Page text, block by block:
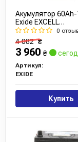
Акумулятор
Exide EXCELL
(230х172х220), L,
Азія
0
4 082₴
3 960 ₴
Артикул:
EXIDE
Купить